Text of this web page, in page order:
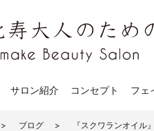
サロン紹介 コンセプト フェ
ブログ 『スクワランオイ